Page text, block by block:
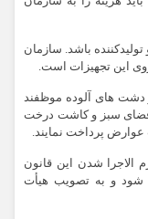
تولیدکننده باشد. سازمان
این تجهیزات است.
دشت های آلوده موظفند
فضای سبز و کاشت درخت
پرداخت نمایند.
۳ ماه پس از لازم الاجرا شدن این قانون
و به تصویب هیأت